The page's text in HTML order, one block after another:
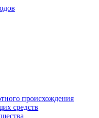
происхождения
средств